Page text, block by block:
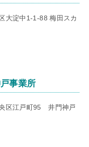
大淀中1-1-88 梅田スカ
事業所
区江戸町95 井門神戸